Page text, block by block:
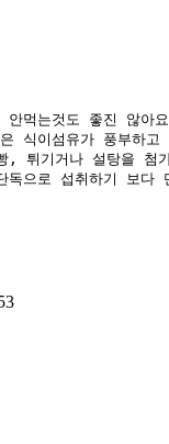
안먹는것도 좋진 않
은 식이섬유가 풍부하
, 튀기거나 설탕을 첨
독으로 섭취하기 보다